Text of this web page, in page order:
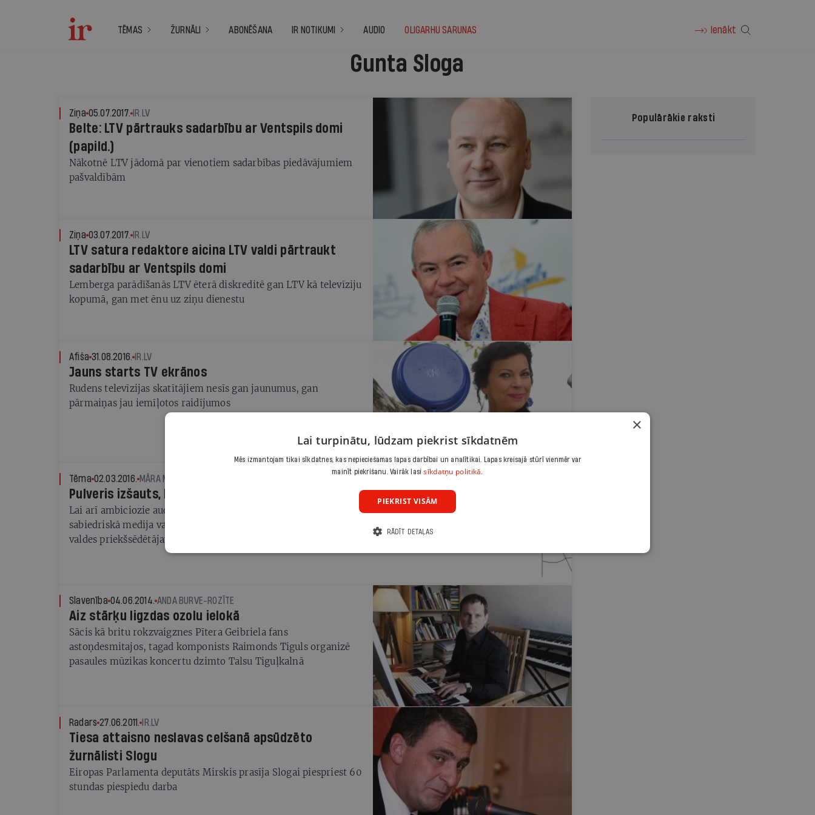
TĒMAS ŽURNĀLI ABONĒŠANA IR NOTIKUMI AUDIO OLIGARHU SARUNAS Ienākt
Gunta Sloga
Ziņa 05.07.2017. IR.LV
Belte: LTV pārtrauks sadarbību ar Ventspils domi
(papild.)
Nākotnē LTV jādomā par vienotiem sadarbības piedāvājumiem
pašvaldībām
Ziņa 03.07.2017. IR.LV
LTV satura redaktore aicina LTV valdi pārtraukt
sadarbību ar Ventspils domi
Lemberga parādīšanās LTV ēterā diskreditē gan LTV kā televīziju
kopumā, gan met ēnu uz ziņu dienestu
Afiša 31.08.2016. IR.LV
Jauns starts TV ekrānos
Rudens televīzijas skatītājiem nesīs gan jaunumus, gan
pārmaiņas jau iemīļotos raidījumos
Tēma 02.03.2016. MĀRA MIĶELSONE
Pulveris izšauts, ko tālāk?
Lai arī ambiciozie auditorijas mērķi vēl nav sasniegti,
sabiedriskā medija vadība arī turpmāk uzticēta līdzšinējam
valdes priekšsēdētājam Ivaram Beltem. Pēctecība ir galvenais
arguments, tāpēc no jauna meklēs tikai satura un finanšu
auditorijas uzmanība jānotur?
Slavenība 04.06.2014. ANDA BURVE-ROZĪTE
Aiz stārķu ligzdas ozolu ielokā
Sācis kā britu rokzvaigznes Pītera Geibriela fans
astoņdesmitajos, tagad komponists Raimonds Tiguls organizē
pasaules mūzikas koncertu dzimto Talsu Tiguļkalnā
Radars 27.06.2011. IR.LV
Tiesa attaisno neslavas celšanā apsūdzēto
žurnālisti Slogu
Eiropas Parlamenta deputāts Mirskis prasīja Slogai piespriest 60
stundas piespiedu darba
Populārākie raksti
×
Lai turpinātu, lūdzam piekrist sīkdatnēm
Mēs izmantojam tikai sīkdatnes, kas nepieciešamas lapas darbībai un analītikai. Lapas kreisajā stūrī vienmēr var
mainīt piekrišanu. Vairāk lasisīkdatņu politikā.
PIEKRIST VISĀM
RĀDĪT DETAĻAS